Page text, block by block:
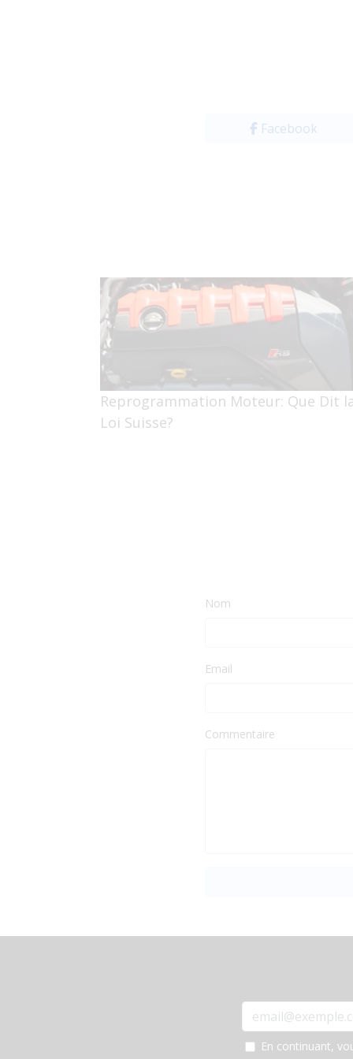
Facebook
Reprogrammation Moteur: Que Dit la
Loi Suisse?
Nom
Email
Commentaire
En continuant,